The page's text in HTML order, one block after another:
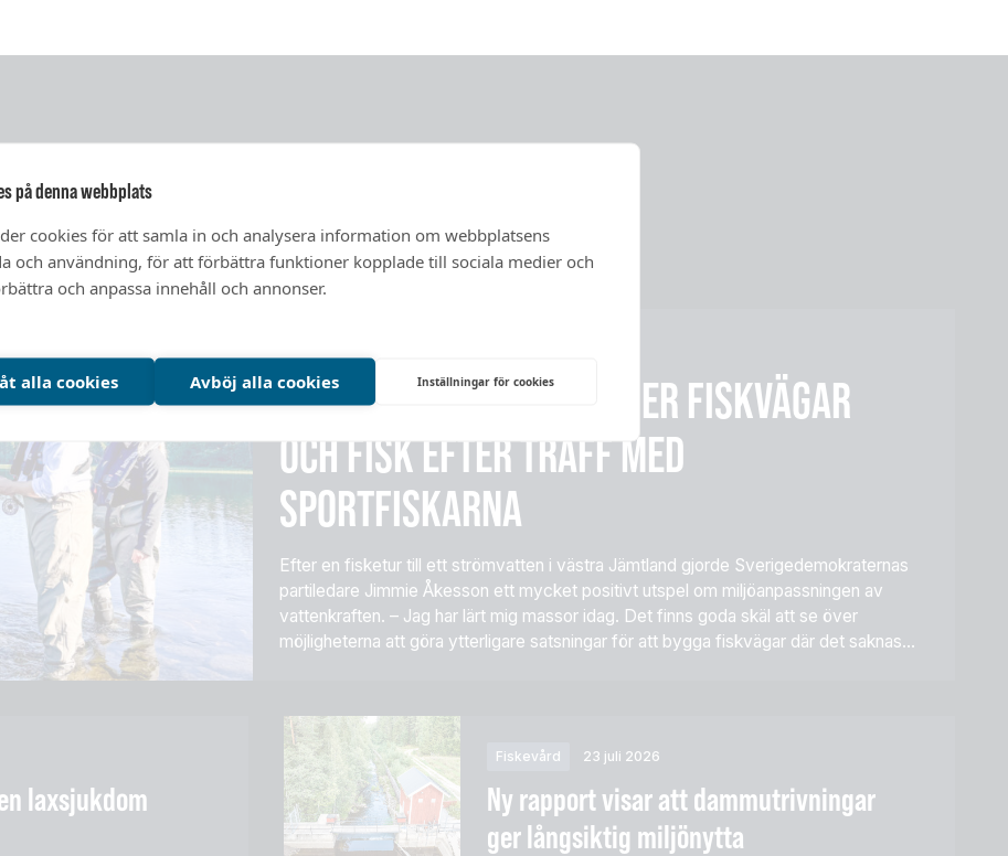
på denna webbplats
cookies för att samla in och analysera information om webbplatsens
och användning, för att förbättra funktioner kopplade till sociala medier och
och anpassa innehåll och annonser.
alla cookies Avböj alla cookies Inställningar för cookies
OCH
ÅKESSON ÖPPNAR FÖR MER FISKVÄGAR
OCH FISK EFTER TRÄFF MED
SPORTFISKARNA
Efter en fisketur till ett strömvatten i västra Jämtland gjorde Sverigedemokraternas
partiledare Jimmie Åkesson ett mycket positivt utspel om miljöanpassningen av
vattenkraften. – Jag har lärt mig massor idag. Det finns goda skäl att se över
möjligheterna att göra ytterligare satsningar för att bygga fiskvägar där det saknas
laxsjukdom
Fiskevård 23 juli 2026
Ny rapport visar att dammutrivningar
ger långsiktig miljönytta